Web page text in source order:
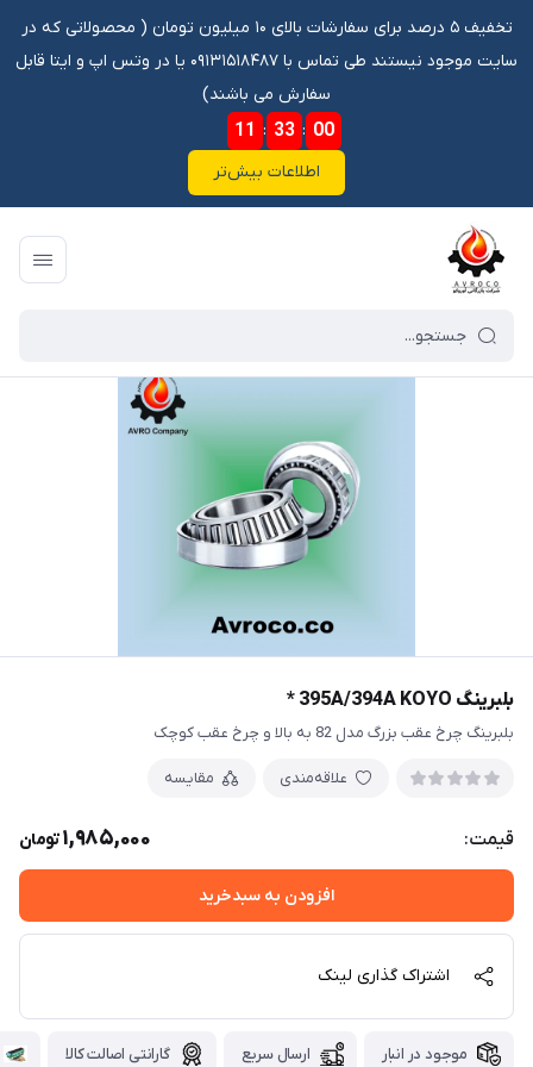
تخفیف ۵ درصد برای سفارشات بالای ۱۰ میلیون تومان ‌‌(‌‌ محصولاتی که در
سایت موجود نیستند طی تماس با ۰۹۱۳۱۵۱۸۴۸۷ یا در وتس اپ و ایتا قابل
سفارش می باشند)
11 : 33 : 00
اطلاعات بیش‌تر
فروشگاه آنلاین آوروکو
بلبرینگ 395A/394A KOYO *
بلبرینگ چرخ عقب بزرگ مدل 82 به بالا و چرخ عقب کوچک
علاقه‌مندی مقایسه
قیمت: 1,985,000تومان
افزودن به سبدخرید
اشتراک گذاری لینک
موجود در انبار ارسال سریع گارانتی اصالت کالا